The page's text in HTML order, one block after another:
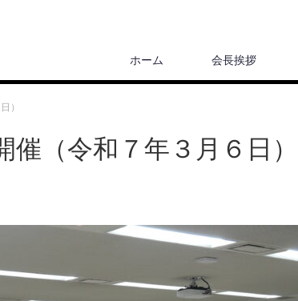
ホーム 会長挨拶
）
（令和７年３月６日）